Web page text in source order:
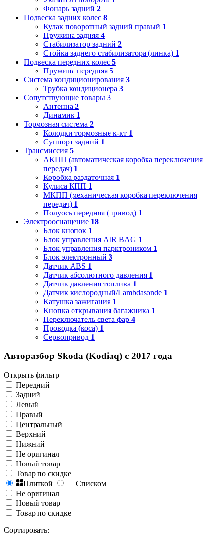
Фонарь задний 2
Подвеска задних колес 8
Кулак поворотный задний правый 1
Пружина задняя 4
Стабилизатор задний 2
Стойка заднего стабилизатора (линка) 1
Подвеска передних колес 5
Пружина передняя 5
Система кондиционирования 3
Трубка кондиционера 3
Сопутствующие товары 3
Антенна 2
Динамик 1
Тормозная система 2
Колодки тормозные к-кт 1
Суппорт задний 1
Трансмиссия 5
АКПП (автоматическая коробка переключения
передач) 1
Коробка раздаточная 1
Кулиса КПП 1
МКПП (механическая коробка переключения
передач) 1
Полуось передняя (привод) 1
Электрооснащение 18
Блок кнопок 1
Блок управления AIR BAG 1
Блок управления парктроником 1
Блок электронный 3
Датчик ABS 1
Датчик абсолютного давления 1
Датчик давления топлива 1
Датчик кислородный/Lambdasonde 1
Катушка зажигания 1
Кнопка открывания багажника 1
Переключатель света фар 4
Проводка (коса) 1
Сервопривод 1
Авторазбор Skoda (Kodiaq) с 2017 года
Открыть фильтр
Передний
Задний
Левый
Правый
Центральный
Верхний
Нижний
Не оригинал
Новый товар
Товар по скидке
Плиткой
Списком
Не оригинал
Новый товар
Товар по скидке
Сортировать: